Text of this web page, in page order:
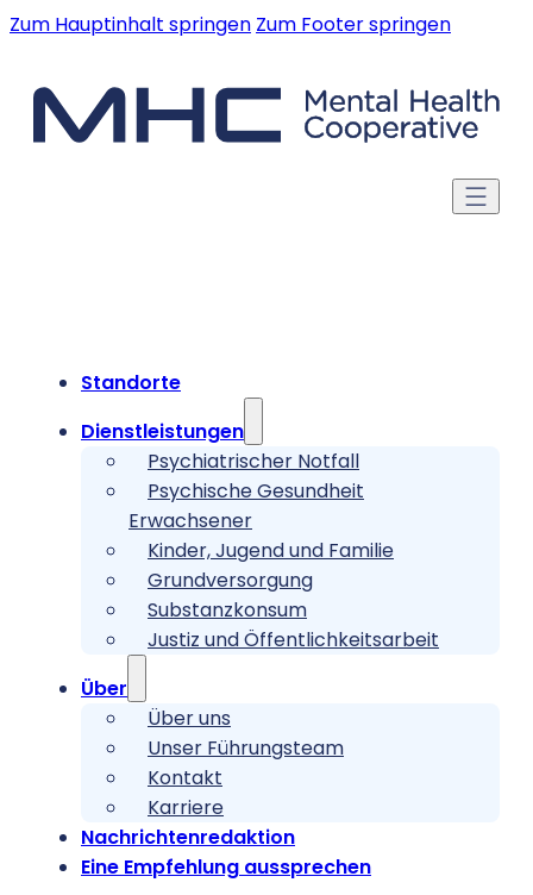
Zum Hauptinhalt springen Zum Footer springen
Standorte
Dienstleistungen
Psychiatrischer Notfall
Psychische Gesundheit
Erwachsener
Kinder, Jugend und Familie
Grundversorgung
Substanzkonsum
Justiz und Öffentlichkeitsarbeit
Über
Über uns
Unser Führungsteam
Kontakt
Karriere
Nachrichtenredaktion
Eine Empfehlung aussprechen